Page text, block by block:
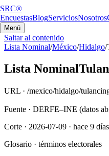
SRC®
EncuestasBlogServiciosNosotros
Menú
Saltar al contenido
Lista Nominal/México/Hidalgo/
Lista Nominal
URL · /mexico/hidalgo/
Fuente · DERFE–INE (datos
Corte · 2026-07-09 · hace 9 días
Glosario · términos electorales